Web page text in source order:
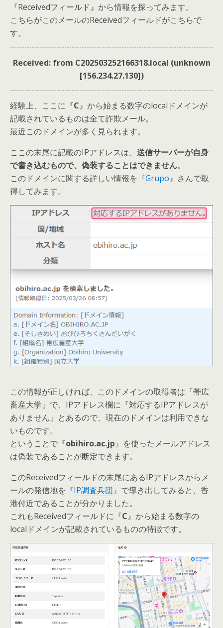
『Receivedフィールド』から情報を探ってみます。
こちらがこのメールのReceivedフィールドがこちらで
す。
Received: from C202503252166318.local (unknown
[156.234.27.130])
経験上、ここに『C』から始まる数字のlocalドメインが
記載されているものは全て詐欺メール。
最近このドメインが多く見られます。
ここの末尾に記載のIPアドレスは、 送信サーバーが自身
で書き込むもので、偽装することはできません。
このドメインに関する詳しい情報を『Grupo』さんで取
得してみます。
この情報が正しければ、このドメインの取得者は『帯広
畜産大学』で、 IPアドレス欄に『対応するIPアドレスが
ありません』 とあるので、現在のドメインは利用できな
いものです。
ということで『obihiro.ac.jp』を使ったメールアドレス
は偽装であることが断定できます。
このReceivedフィールドの末尾にあるIPアドレスからメ
ールの発信地を『IP調査兵団』で導き出してみると、香
港付近であることが分かりました。
これもReceivedフィールドに『C』から始まる数字の
localドメインが記載されているものの特徴です。